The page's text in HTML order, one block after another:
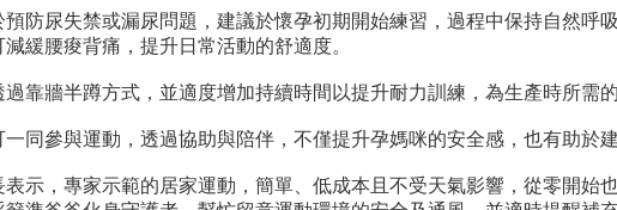
防尿失禁或漏尿問題，建議於懷孕初期開始練習，過程中保持自然呼
緩腰痠背痛，提升日常活動的舒適度。
靠牆半蹲方式，並適度增加持續時間以提升耐力訓練，為生產時所需
同參與運動，透過協助與陪伴，不僅提升孕媽咪的安全感，也有助於
表示，專家示範的居家運動，簡單、低成本且不受天氣影響，從零開始